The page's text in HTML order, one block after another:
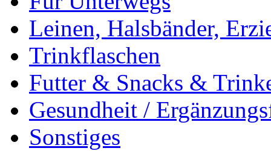
Leinen, Halsbänder,
Trinkflaschen
Futter & Snacks &
Gesundheit /
Sonstiges